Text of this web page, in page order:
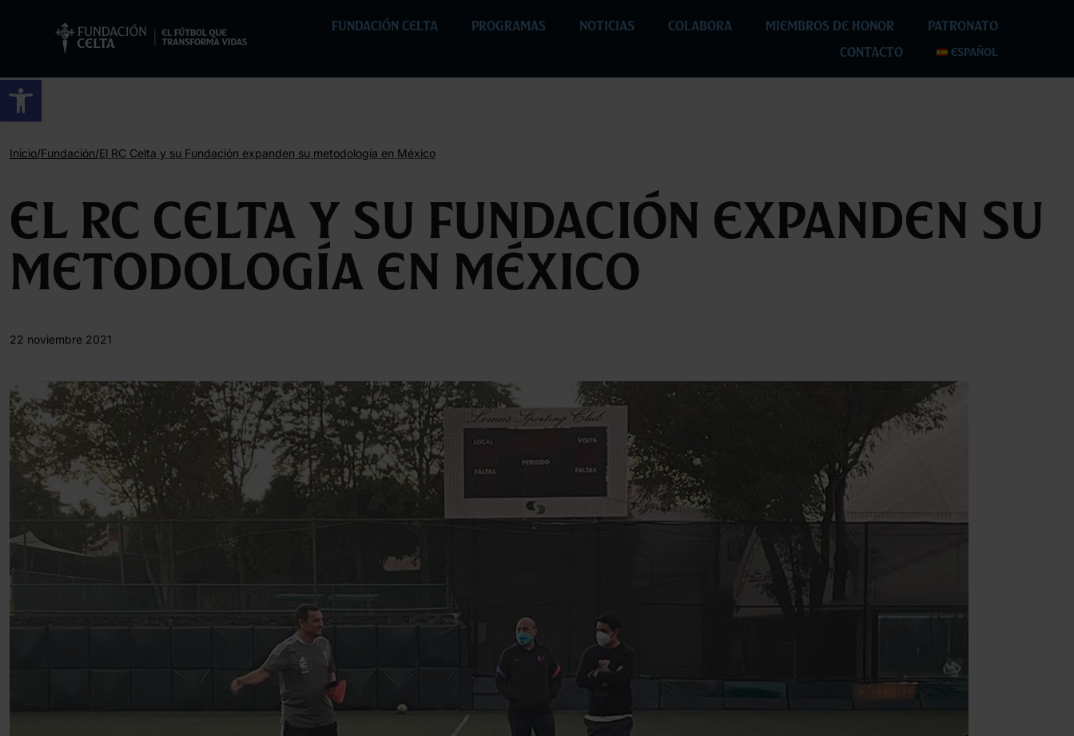
Abrir barra de herramientas
FUNDACIÓN CELTA PROGRAMAS NOTICIAS COLABORA MIEMBROS DE HONOR
PATRONATO
CONTACTO
ESPAÑOL
Inicio/Fundación/El RC Celta y su Fundación expanden su metodología en México
El RC Celta y su Fundación expanden su
metodología en México
22 noviembre 2021